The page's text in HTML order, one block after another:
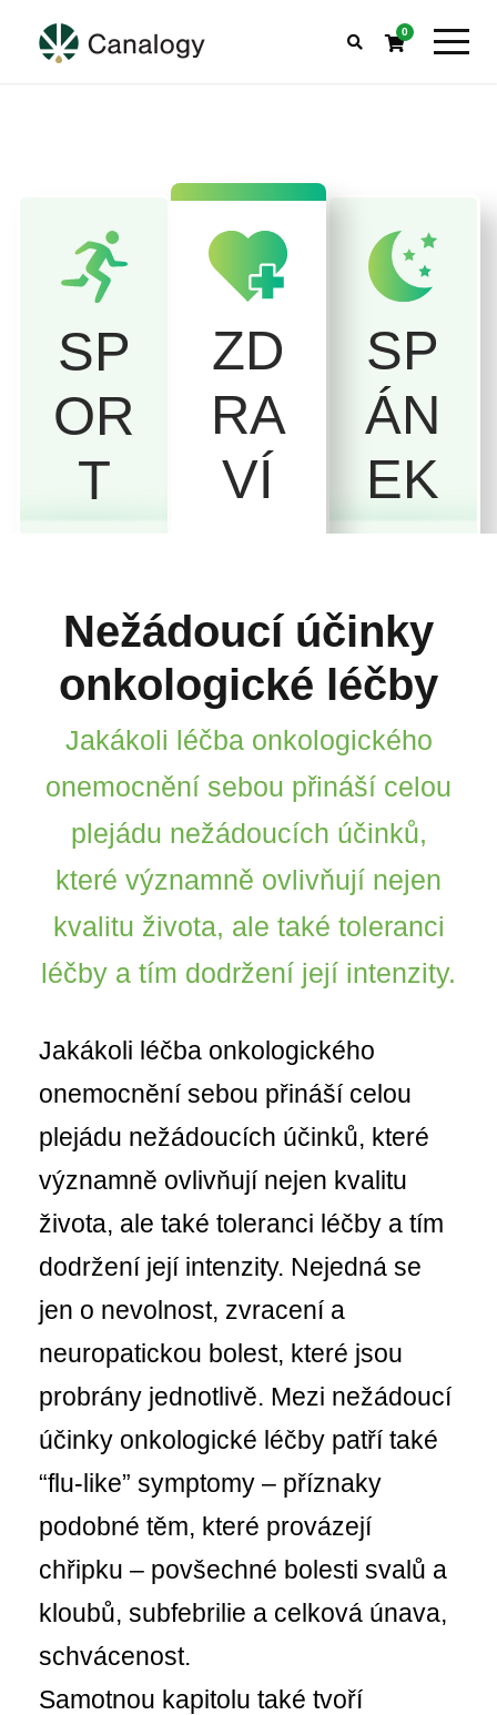
0
SP
OR
T
ZD
RA
VÍ
SP
ÁN
EK
Nežádoucí účinky
onkologické léčby
Jakákoli léčba onkologického
onemocnění sebou přináší celou
plejádu nežádoucích účinků,
které významně ovlivňují nejen
kvalitu života, ale také toleranci
léčby a tím dodržení její intenzity.
Jakákoli léčba onkologického
onemocnění sebou přináší celou
plejádu nežádoucích účinků, které
významně ovlivňují nejen kvalitu
života, ale také toleranci léčby a tím
dodržení její intenzity. Nejedná se
jen o nevolnost, zvracení a
neuropatickou bolest, které jsou
probrány jednotlivě. Mezi nežádoucí
účinky onkologické léčby patří také
“flu-like” symptomy – příznaky
podobné těm, které provázejí
chřipku – povšechné bolesti svalů a
kloubů, subfebrilie a celková únava,
schvácenost.
Samotnou kapitolu také tvoří